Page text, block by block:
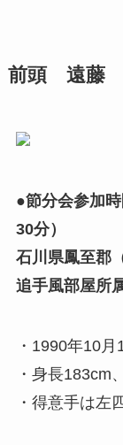
前頭 遠藤
●節分会参加
30分）
石川県鳳至郡
追手風部屋所
・1990年10
・身長183cm
・得意手は左